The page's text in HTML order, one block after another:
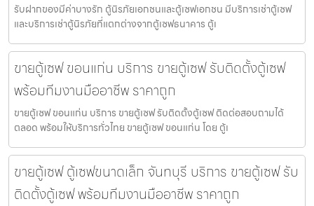
รับฝากของมีค่าบางรัก ตู้นิรภัยเอกชนและตู้เซฟเอกชน มีบริการเช่าตู้เซฟ
และบริการเช่าตู้นิรภัยที่แตกต่างจากตู้เซฟธนาคาร ตู้เ
ขายตู้เซฟ ขอนแก่น บริการ ขายตู้เซฟ รับติดตั้งตู้เซฟ
พร้อมทีมงานมืออาชีพ ราคาถูก
ขายตู้เซฟ ขอนแก่น บริการ ขายตู้เซฟ รับติดตั้งตู้เซฟ ติดต่อสอบถามได้
ตลอด พร้อมให้บริการทั่วไทย ขายตู้เซฟ ขอนแก่น โดย ตู้เ
ขายตู้เซฟ ตู้เซฟขนาดเล็ก จันทบุรี บริการ ขายตู้เซฟ รับ
ติดตั้งตู้เซฟ พร้อมทีมงานมืออาชีพ ราคาถูก